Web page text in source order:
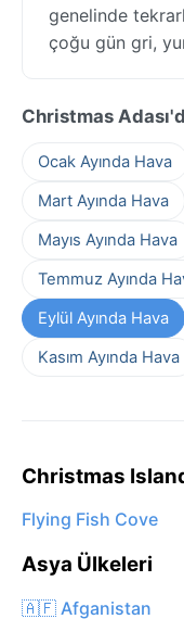
genelinde
çoğu gün gri,
Christmas
Ocak Ayında Hava
Mart Ayında Hava
Mayıs Ayında Hava
Temmuz Ayında
Eylül Ayında Hava
Kasım Ayında Hava
Christmas
Flying Fish Cove
Asya Ülkeleri
🇦🇫 Afganistan